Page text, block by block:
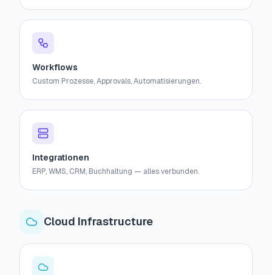
Workflows
Custom Prozesse, Approvals, Automatisierungen.
Integrationen
ERP, WMS, CRM, Buchhaltung — alles verbunden.
Cloud Infrastructure